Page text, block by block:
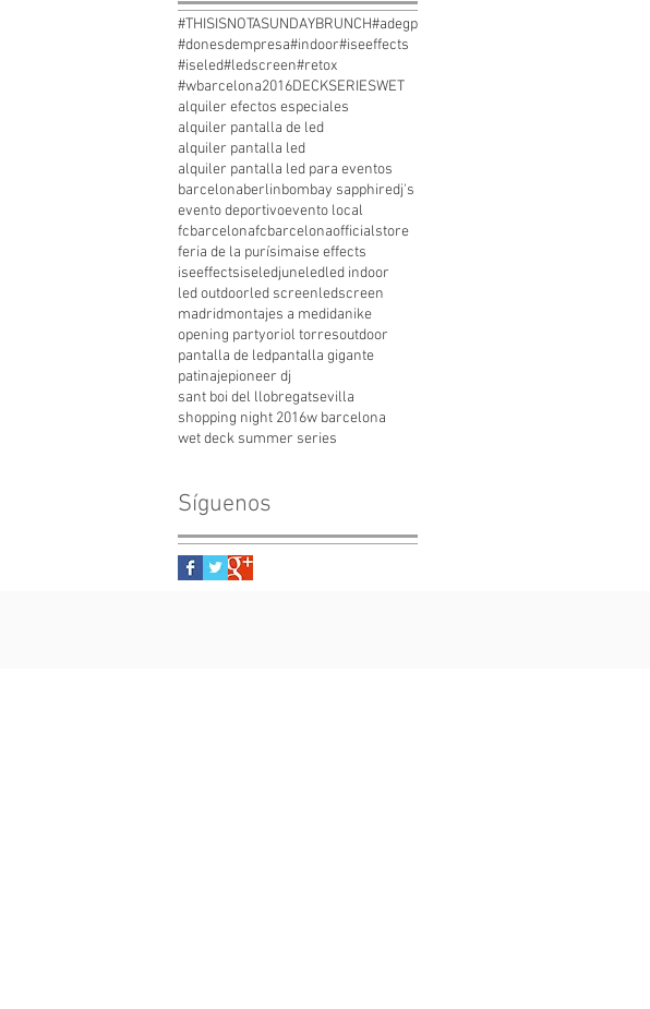
#THISISNOTASUNDAYBRUNCH#adegp
#donesdempresa#indoor#iseeffects
#iseled#ledscreen#retox
#wbarcelona2016DECKSERIESWET
alquiler efectos especiales
alquiler pantalla de led
alquiler pantalla led
alquiler pantalla led para eventos
barcelonaberlinbombay sapphiredj's
evento deportivoevento local
fcbarcelonafcbarcelonaofficialstore
feria de la purísimaise effects
iseeffectsiseledjuneledled indoor
led outdoorled screenledscreen
madridmontajes a medidanike
opening partyoriol torresoutdoor
pantalla de ledpantalla gigante
patinajepioneer dj
sant boi del llobregatsevilla
shopping night 2016w barcelona
wet deck summer series
Síguenos